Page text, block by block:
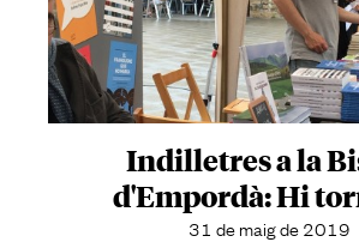
Indilletres a la
d'Empordà: Hi
31 de maig de 2019